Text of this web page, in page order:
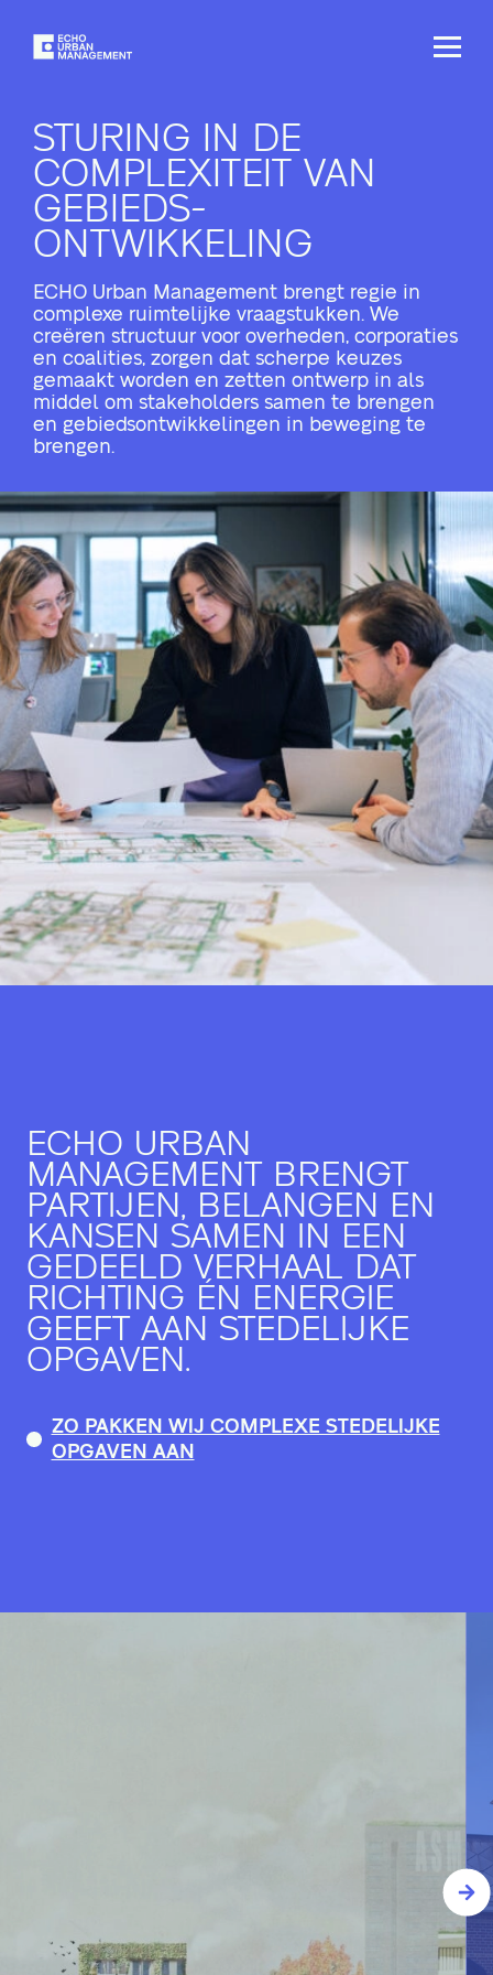
STURING IN DE
COMPLEXITEIT VAN
GEBIEDS-
ONTWIKKELING
ECHO Urban Management brengt regie in
complexe ruimtelijke vraagstukken. We
creëren structuur voor overheden, corporaties
en coalities, zorgen dat scherpe keuzes
gemaakt worden en zetten ontwerp in als
middel om stakeholders samen te brengen
en gebiedsontwikkelingen in beweging te
brengen.
ECHO URBAN
MANAGEMENT BRENGT
PARTIJEN, BELANGEN EN
KANSEN SAMEN IN EEN
GEDEELD VERHAAL DAT
RICHTING ÉN ENERGIE
GEEFT AAN STEDELIJKE
OPGAVEN.
ZO PAKKEN WIJ COMPLEXE STEDELIJKE
OPGAVEN AAN